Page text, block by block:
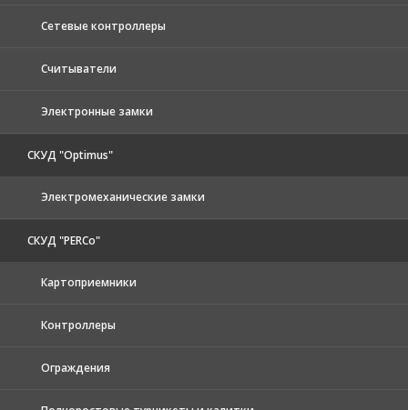
Сетевые контроллеры
Считыватели
Электронные замки
СКУД "Optimus"
Электромеханические замки
СКУД "PERCo"
Картоприемники
Контроллеры
Ограждения